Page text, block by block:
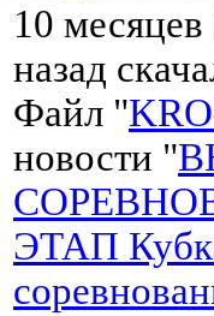
10
назад
Файл "
новости "
ЭТАП